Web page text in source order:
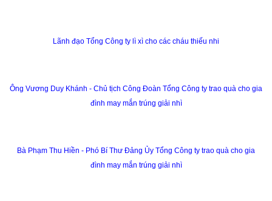
Lãnh đạo Tổng Công ty lì xì cho các cháu thiếu nhi
Ông Vương Duy Khánh - Chủ tịch Công Đoàn Tổng Công ty trao quà cho gia
đình may mắn trúng giải nhì
Bà Phạm Thu Hiền - Phó Bí Thư Đảng Ủy Tổng Công ty trao quà cho gia
đình may mắn trúng giải nhì